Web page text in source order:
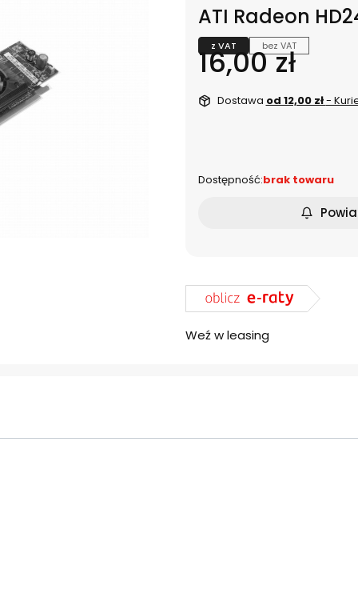
ATI Radeon
z VAT bez VAT
Cena
16,00 zł
Dostawa od 12,00 zł-
Dostępność:brak towaru
Weź w leasing